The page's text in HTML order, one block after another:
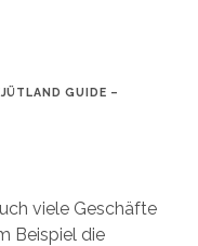
GUIDE –
viele Geschäfte
Beispiel die